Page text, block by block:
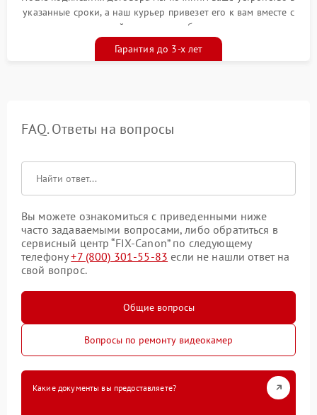
указанные сроки, а наш курьер привезет его к вам вместе с
гарантийным талоном бесплатно
Гарантия до 3-х лет
FAQ. Ответы на вопросы
Вы можете ознакомиться с приведенными ниже
часто задаваемыми вопросами, либо обратиться в
сервисный центр “FIX-Canon” по следующему
телефону+7 (800) 301-55-83 если не нашли ответ на
свой вопрос.
Общие вопросы
Вопросы по ремонту видеокамер
Какие документы вы предоставляете?